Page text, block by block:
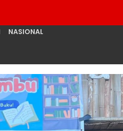
NASIONAL